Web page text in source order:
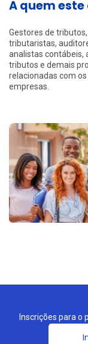
A quem
Gestores de
tributaristas,
analistas contábeis,
tributos e demais
relacionadas com
empresas.
Inscrições para o